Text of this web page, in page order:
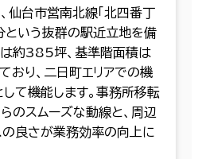
台市営南北線「北四番丁
という抜群の駅近立地を備
は約385坪、基準階面積は
り、二日町エリアでの機
て機能します。事務所移転
のスムーズな動線と、周辺
良さが業務効率の向上に